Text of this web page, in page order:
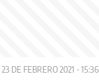
23 DE FEBRERO 2021 - 15:36